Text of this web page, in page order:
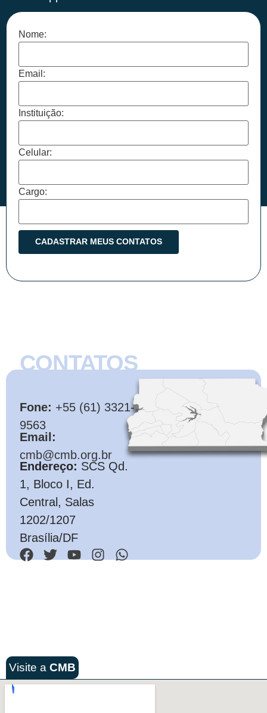
Nome:
Email:
Instituição:
Celular:
Cargo:
CONTATOS
Fone: +55 (61) 3321-
9563
Email:
cmb@cmb.org.br
Endereço: SCS Qd.
1, Bloco I, Ed.
Central, Salas
1202/1207
Brasília/DF
Visite a CMB